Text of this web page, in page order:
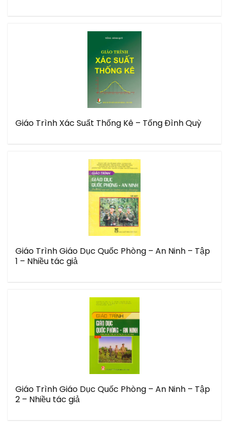
Giáo Trình Xác Suất Thống Kê – Tống Đình Quỳ
Giáo Trình Giáo Dục Quốc Phòng – An Ninh – Tập
1 – Nhiều tác giả
Giáo Trình Giáo Dục Quốc Phòng – An Ninh – Tập
2 – Nhiều tác giả